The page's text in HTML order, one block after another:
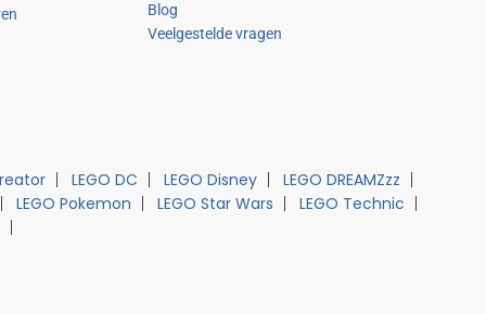
Blog
Veelgestelde vragen
LEGO DC LEGO Disney
LEGO DREAMZzz
LEGO Pokemon LEGO Star Wars
LEGO Technic